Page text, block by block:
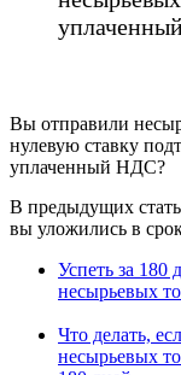
Вы отправили
нулевую ставку
уплаченный НДС?
В предыдущих
вы уложились в
Успеть за 180
несырьевых
Что делать,
несырьевых